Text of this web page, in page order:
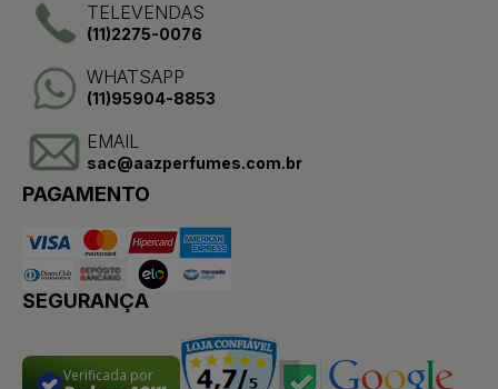
TELEVENDAS
(11)2275-0076
WHATSAPP
(11)95904-8853
EMAIL
sac@aazperfumes.com.br
PAGAMENTO
SEGURANÇA
Verificada por